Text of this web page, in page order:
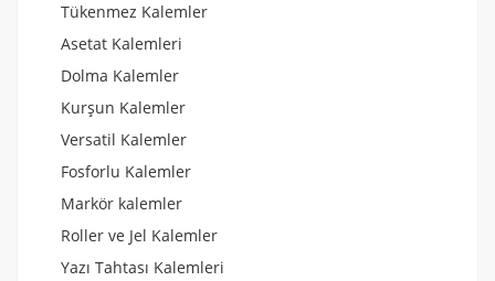
Tükenmez Kalemler
Asetat Kalemleri
Dolma Kalemler
Kurşun Kalemler
Versatil Kalemler
Fosforlu Kalemler
Markör kalemler
Roller ve Jel Kalemler
Yazı Tahtası Kalemleri